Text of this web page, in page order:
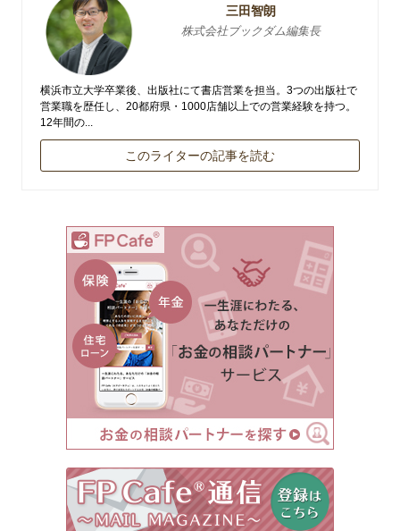
三田智朗
株式会社ブックダム編集長
横浜市立大学卒業後、出版社にて書店営業を担当。3つの出版社で
営業職を歴任し、20都府県・1000店舗以上での営業経験を持つ。
12年間の...
このライターの記事を読む